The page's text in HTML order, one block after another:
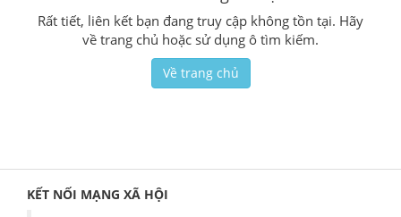
Rất tiết, liên kết bạn đang truy cập không tồn tại. Hãy
về trang chủ hoặc sử dụng ô tìm kiếm.
Về trang chủ
KẾT NỐI MẠNG XÃ HỘI